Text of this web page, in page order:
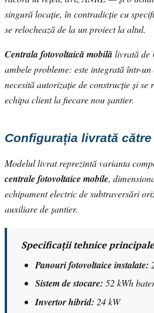
singură locație, în contradicție cu
se relochează de la un proiect la altul.
Centrala fotovoltaică mobilălivrată de
ambele probleme: este integrată într-
necesită autorizație de construcție și se
echipa client la fiecare nou șantier.
Configurația livrată
Modelul livrat reprezintă varianta
centrale fotovoltaice mobile,
echipament electric de subtraversări
auxiliare de șantier.
Specificații tehnice
Panouri fotovoltaice instalate:
Sistem de stocare: 52 kWh
Invertor hibrid: 24 kW